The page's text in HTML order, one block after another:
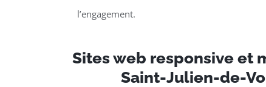
l’engagement.
Sites web responsive et
Saint-Julien-de-